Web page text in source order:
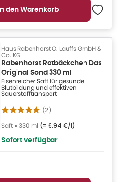
In den Warenkorb
Haus Rabenhorst O. Lauffs GmbH &
Co. KG
Rabenhorst Rotbäckchen Das
Original Sond 330 ml
Eisenreicher Saft für gesunde
Blutbildung und effektiven
Sauerstofftransport
(2)
Saft • 330 ml (= 6.94 €/l)
Sofort verfügbar